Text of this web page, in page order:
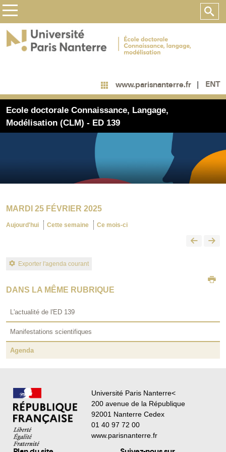
www.parisnanterre.fr ENT
Ecole doctorale Connaissance, Langage,
Modélisation (CLM) - ED 139
MARDI 25 FÉVRIER 2025
Aujourd'hui Cette semaine Ce mois-ci
Exporter l'agenda courant
DANS LA MÊME RUBRIQUE
L'actualité de l'ED 139
Manifestations scientifiques
Agenda
Université Paris Nanterre<
200 avenue de la République
92001 Nanterre Cedex
01 40 97 72 00
www.parisnanterre.fr